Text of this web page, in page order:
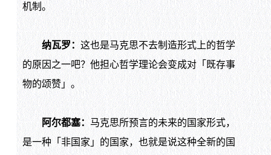
机制。
纳瓦罗： 这也是马克思不去制造形式上的哲学
的原因之一吧？他担心哲学理论会变成对「既存事
物的颂赞」。
阿尔都塞： 马克思所预言的未来的国家形式，
是一种「非国家」的国家，也就是说这种全新的国